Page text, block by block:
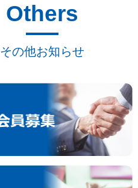
Others
その他お知らせ